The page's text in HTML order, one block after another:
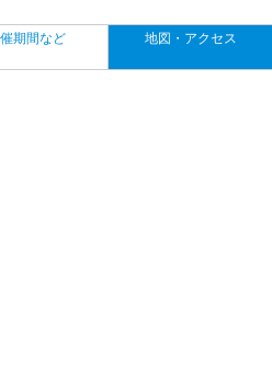
期間など 地図・アクセス